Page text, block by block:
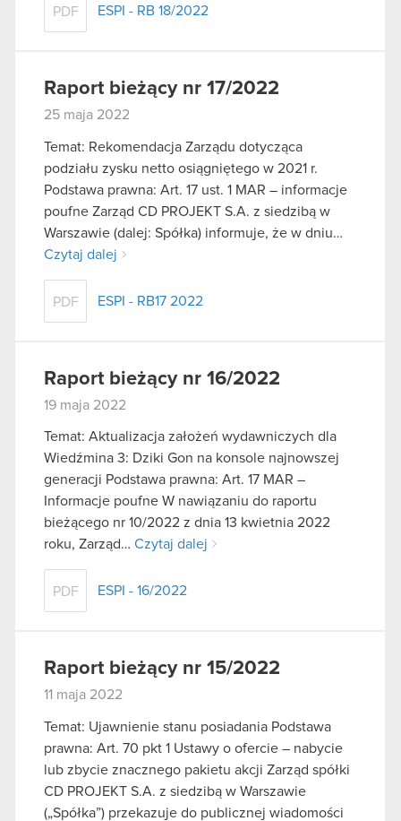
PDF ESPI - RB 18/2022
Raport bieżący nr 17/2022
25 maja 2022
Temat: Rekomendacja Zarządu dotycząca
podziału zysku netto osiągniętego w 2021 r.
Podstawa prawna: Art. 17 ust. 1 MAR – informacje
poufne Zarząd CD PROJEKT S.A. z siedzibą w
Warszawie (dalej: Spółka) informuje, że w dniu…
Czytaj dalej
PDF ESPI - RB17 2022
Raport bieżący nr 16/2022
19 maja 2022
Temat: Aktualizacja założeń wydawniczych dla
Wiedźmina 3: Dziki Gon na konsole najnowszej
generacji Podstawa prawna: Art. 17 MAR –
Informacje poufne W nawiązaniu do raportu
bieżącego nr 10/2022 z dnia 13 kwietnia 2022
roku, Zarząd… Czytaj dalej
PDF ESPI - 16/2022
Raport bieżący nr 15/2022
11 maja 2022
Temat: Ujawnienie stanu posiadania Podstawa
prawna: Art. 70 pkt 1 Ustawy o ofercie – nabycie
lub zbycie znacznego pakietu akcji Zarząd spółki
CD PROJEKT S.A. z siedzibą w Warszawie
(„Spółka”) przekazuje do publicznej wiadomości